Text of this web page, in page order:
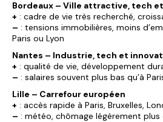
Bordeaux – Ville attractive, tech
+ : cadre de vie très recherché,
– : tensions immobilières, moins
Paris ou Lyon
Nantes – Industrie, tech et
+ : qualité de vie, développement
– : salaires souvent plus bas qu’à
Lille – Carrefour européen
+ : accès rapide à Paris, Bruxelles,
– : météo, chômage légèrement plus